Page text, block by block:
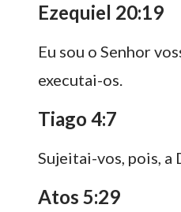
Ezequiel 20:19
Eu sou o Senhor
executai-os.
Tiago 4:7
Sujeitai-vos, pois, a
Atos 5:29